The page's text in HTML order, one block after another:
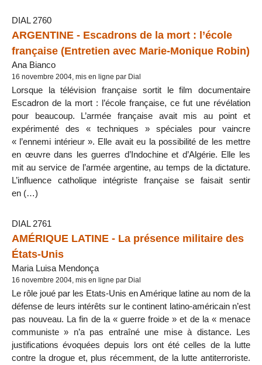
DIAL 2760
ARGENTINE - Escadrons de la mort : l’école
française (Entretien avec Marie-Monique Robin)
Ana Bianco
16 novembre 2004, mis en ligne par Dial
Lorsque la télévision française sortit le film documentaire
Escadron de la mort : l’école française, ce fut une révélation
pour beaucoup. L’armée française avait mis au point et
expérimenté des « techniques » spéciales pour vaincre
« l’ennemi intérieur ». Elle avait eu la possibilité de les mettre
en œuvre dans les guerres d’Indochine et d’Algérie. Elle les
mit au service de l’armée argentine, au temps de la dictature.
L’influence catholique intégriste française se faisait sentir
en (…)
DIAL 2761
AMÉRIQUE LATINE - La présence militaire des
États-Unis
Maria Luisa Mendonça
16 novembre 2004, mis en ligne par Dial
Le rôle joué par les Etats-Unis en Amérique latine au nom de la
défense de leurs intérêts sur le continent latino-américain n’est
pas nouveau. La fin de la « guerre froide » et de la « menace
communiste » n’a pas entraîné une mise à distance. Les
justifications évoquées depuis lors ont été celles de la lutte
contre la drogue et, plus récemment, de la lutte antiterroriste.